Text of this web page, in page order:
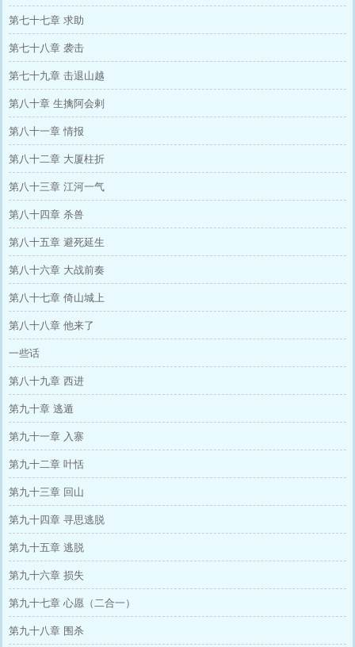
第七十七章 求助
第七十八章 袭击
第七十九章 击退山越
第八十章 生擒阿会剌
第八十一章 情报
第八十二章 大厦柱折
第八十三章 江河一气
第八十四章 杀兽
第八十五章 避死延生
第八十六章 大战前奏
第八十七章 倚山城上
第八十八章 他来了
一些话
第八十九章 西进
第九十章 逃遁
第九十一章 入寨
第九十二章 叶恬
第九十三章 回山
第九十四章 寻思逃脱
第九十五章 逃脱
第九十六章 损失
第九十七章 心愿（二合一）
第九十八章 围杀